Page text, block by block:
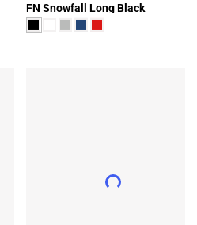
FN Snowfall Long Black